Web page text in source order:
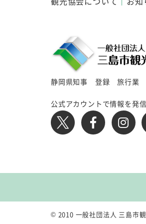
静岡県知事 登録 旅行業
公式アカウントで情報を発
© 2010 一般社団法人 三島市